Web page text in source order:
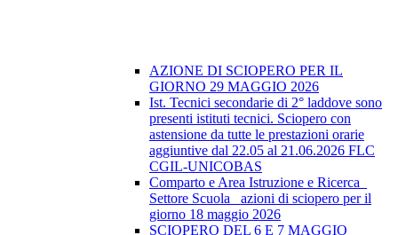
AZIONE DI SCIOPERO PER IL
GIORNO 29 MAGGIO 2026
Ist. Tecnici secondarie di 2° laddove sono
presenti istituti tecnici. Sciopero con
astensione da tutte le prestazioni orarie
aggiuntive dal 22.05 al 21.06.2026 FLC
CGIL-UNICOBAS
Comparto e Area Istruzione e Ricerca_
Settore Scuola_ azioni di sciopero per il
giorno 18 maggio 2026
SCIOPERO DEL 6 E 7 MAGGIO